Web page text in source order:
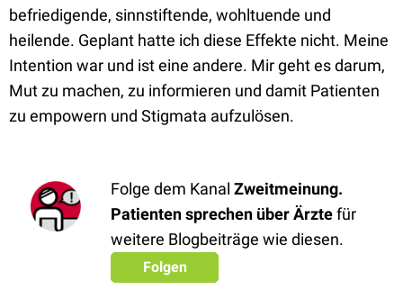
befriedigende, sinnstiftende, wohltuende und
heilende. Geplant hatte ich diese Effekte nicht. Meine
Intention war und ist eine andere. Mir geht es darum,
Mut zu machen, zu informieren und damit Patienten
zu empowern und Stigmata aufzulösen.
Folge dem Kanal Zweitmeinung.
Patienten sprechen über Ärztefür
weitere Blogbeiträge wie diesen.
Folgen